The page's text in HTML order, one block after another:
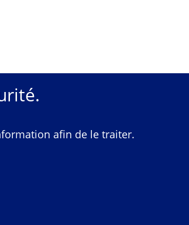
afin de le traiter.